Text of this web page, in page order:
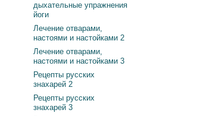
дыхательные упражнения
йоги
Лечение отварами,
настоями и настойками 2
Лечение отварами,
настоями и настойками 3
Рецепты русских
знахарей 2
Рецепты русских
знахарей 3